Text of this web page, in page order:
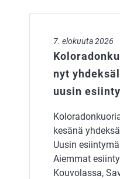
7. elokuuta 2026
nyt
uusin
kesänä
Uusin
Aiemmat
Kouvolassa,